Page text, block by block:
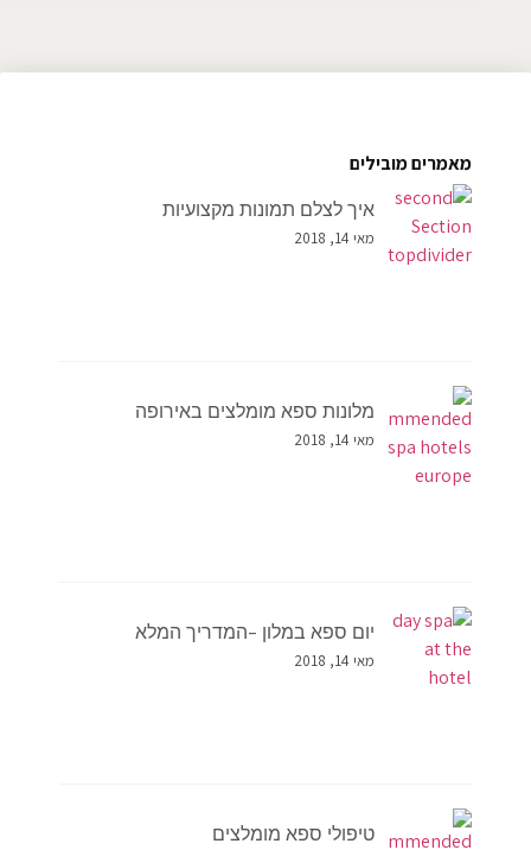
מאמרים מובילים
איך לצלם תמונות מקצועיות
מאי 14, 2018
מלונות ספא מומלצים באירופה
מאי 14, 2018
יום ספא במלון –המדריך המלא
מאי 14, 2018
טיפולי ספא מומלצים